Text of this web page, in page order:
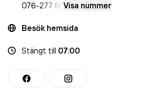
076-277 88 Visa nummer
Besök hemsida
Stängt till 07:00